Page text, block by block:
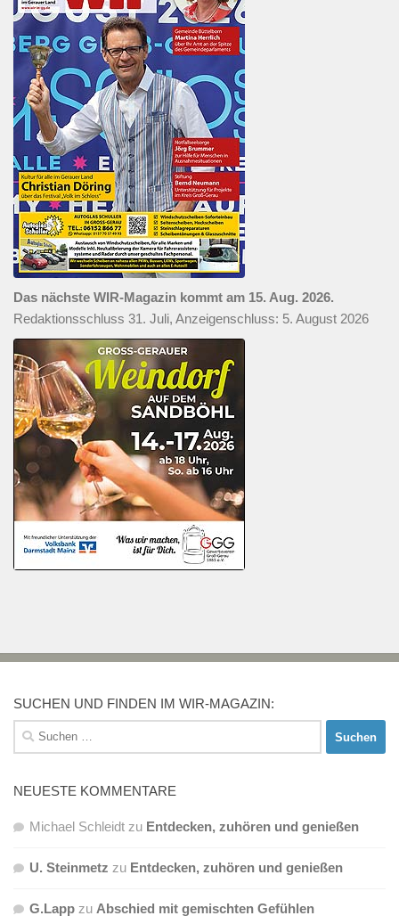
Das nächste WIR-Magazin kommt am 15. Aug. 2026.
Redaktionsschluss 31. Juli, Anzeigenschluss: 5. August 2026
SUCHEN UND FINDEN IM WIR-MAGAZIN:
Suchen
nach:
NEUESTE KOMMENTARE
Michael Schleidt zu Entdecken, zuhören und genießen
U. Steinmetz zu Entdecken, zuhören und genießen
G.Lapp zu Abschied mit gemischten Gefühlen